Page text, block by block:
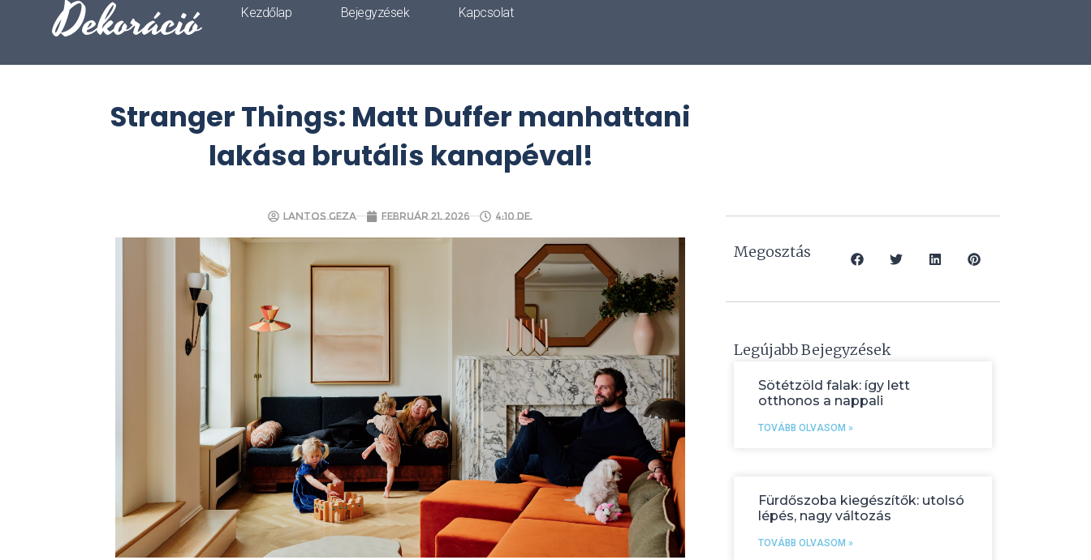
Dekoráció Kezdőlap Bejegyzések Kapcsolat
Stranger Things: Matt Duffer manhattani
lakása brutális kanapéval!
Lantos Geza február 21, 2026 4:10 de.
Megosztás
Legújabb Bejegyzések
Sötétzöld falak: így lett
otthonos a nappali
TOVÁBB OLVASOM »
Fürdőszoba kiegészítők: utolsó
lépés, nagy változás
TOVÁBB OLVASOM »